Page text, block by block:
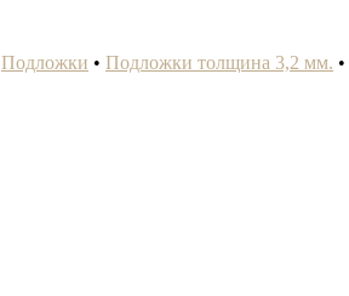
Подложки • Подложки толщина 3,2 мм. •